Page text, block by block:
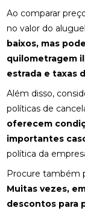
Ao comparar
no valor do
baixos, mas
quilometragem
estrada e taxas
Além disso,
políticas de
oferecem
importantes
política da
Procure também
Muitas vezes,
descontos para